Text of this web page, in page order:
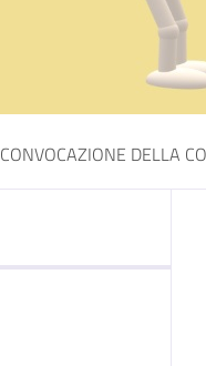
CONVOCAZIONE DELLA